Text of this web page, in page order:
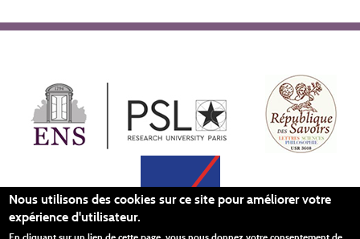
Nous utilisons des cookies sur ce site pour améliorer votre
expérience d'utilisateur.